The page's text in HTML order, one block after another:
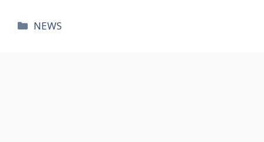
카
NEWS